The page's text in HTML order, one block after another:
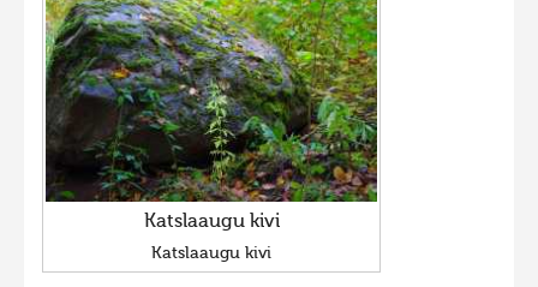
Katslaaugu kivi
Katslaaugu kivi